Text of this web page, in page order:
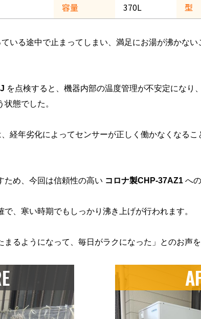
容量 370L 型
いる途中で止まってしまい、満足にお湯が沸かな
を点検すると、機器内部の温度管理が不安定になり
態でした。
、経年劣化によってセンサーが正しく働かなくなる
ため、今回は信頼性の高い コロナ製CHP-37AZ1 へ
、寒い時期でもしっかり沸き上げが行われます。
るようになって、毎日がラクになった」とのお声を